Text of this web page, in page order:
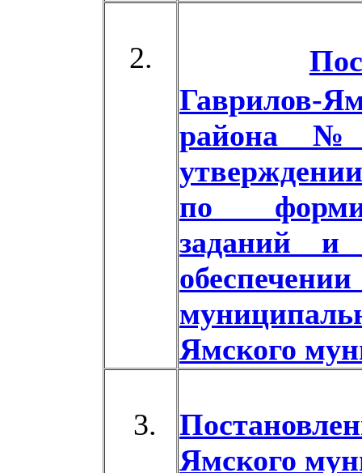
2.
Гаврилов-
района
по
заданий и
Ямского
3.
Ямского